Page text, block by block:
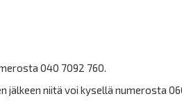
040 7092 760.
jälkeen niitä voi kysellä numerosta